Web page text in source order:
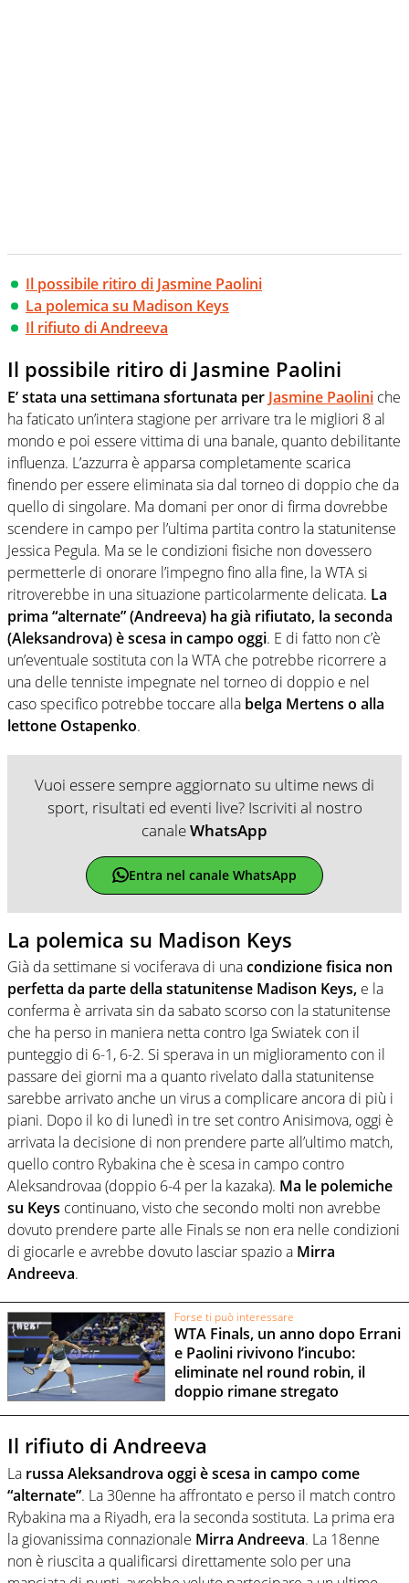
Il possibile ritiro di Jasmine Paolini
La polemica su Madison Keys
Il rifiuto di Andreeva
Il possibile ritiro di Jasmine Paolini
E’ stata una settimana sfortunata per Jasmine Paolini che
ha faticato un’intera stagione per arrivare tra le migliori 8 al
mondo e poi essere vittima di una banale, quanto debilitante
influenza. L’azzurra è apparsa completamente scarica
finendo per essere eliminata sia dal torneo di doppio che da
quello di singolare. Ma domani per onor di firma dovrebbe
scendere in campo per l’ultima partita contro la statunitense
Jessica Pegula. Ma se le condizioni fisiche non dovessero
permetterle di onorare l’impegno fino alla fine, la WTA si
ritroverebbe in una situazione particolarmente delicata. La
prima “alternate” (Andreeva) ha già rifiutato, la seconda
(Aleksandrova) è scesa in campo oggi. E di fatto non c’è
un’eventuale sostituta con la WTA che potrebbe ricorrere a
una delle tenniste impegnate nel torneo di doppio e nel
caso specifico potrebbe toccare alla belga Mertens o alla
lettone Ostapenko.
Vuoi essere sempre aggiornato su ultime news di
sport, risultati ed eventi live? Iscriviti al nostro
canaleWhatsApp
Entra nel canale WhatsApp
La polemica su Madison Keys
Già da settimane si vociferava di unacondizione fisica non
perfetta da parte della statunitense Madison Keys, e la
conferma è arrivata sin da sabato scorso con la statunitense
che ha perso in maniera netta contro Iga Swiatek con il
punteggio di 6-1, 6-2. Si sperava in un miglioramento con il
passare dei giorni ma a quanto rivelato dalla statunitense
sarebbe arrivato anche un virus a complicare ancora di più i
piani. Dopo il ko di lunedì in tre set contro Anisimova, oggi è
arrivata la decisione di non prendere parte all’ultimo match,
quello contro Rybakina che è scesa in campo contro
Aleksandrovaa (doppio 6-4 per la kazaka). Ma le polemiche
su Keys continuano, visto che secondo molti non avrebbe
dovuto prendere parte alle Finals se non era nelle condizioni
di giocarle e avrebbe dovuto lasciar spazio a Mirra
Andreeva.
Forse ti può interessare
WTA Finals, un anno dopo Errani
e Paolini rivivono l’incubo:
eliminate nel round robin, il
doppio rimane stregato
Il rifiuto di Andreeva
La russa Aleksandrova oggi è scesa in campo come
“alternate”. La 30enne ha affrontato e perso il match contro
Rybakina ma a Riyadh, era la seconda sostituta. La prima era
la giovanissima connazionale Mirra Andreeva. La 18enne
non è riuscita a qualificarsi direttamente solo per una